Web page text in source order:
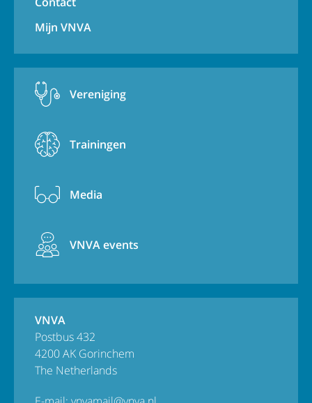
Mijn VNVA
Vereniging
Trainingen
Media
VNVA events
VNVA
Postbus 432
4200 AK Gorinchem
The Netherlands